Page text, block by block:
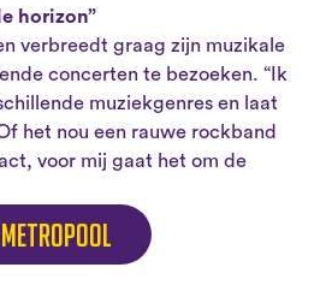
horizon”
verbreedt graag zijn muzikale
concerten te bezoeken. “Ik
muziekgenres en laat
het nou een rauwe rockband
voor mij gaat het om de